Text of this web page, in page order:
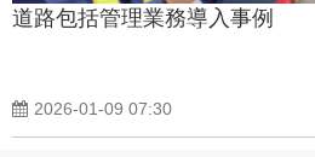
道路包括管理業務導入事例
2026-01-09 07:30